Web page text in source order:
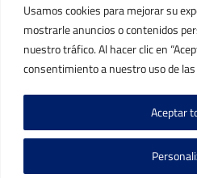
Usamos cookies para mejorar su
mostrarle anuncios o contenidos
nuestro tráfico. Al hacer clic en
consentimiento a nuestro uso de las
Aceptar
Mi cuenta
Contacto